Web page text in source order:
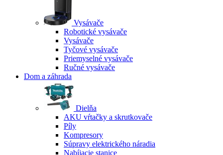
Vysávače
Robotické vysávače
Vysávače
Tyčové vysávače
Priemyselné vysávače
Ručné vysávače
Dom a záhrada
Dielňa
AKU vŕtačky a skrutkovače
Píly
Kompresory
Súpravy elektrického náradia
Nabíjacie stanice